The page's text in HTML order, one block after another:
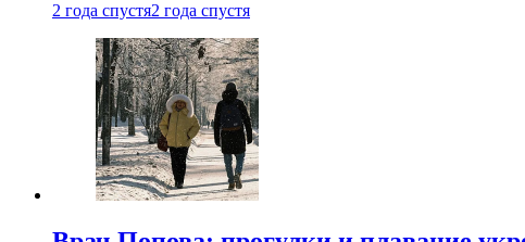
2 года спустя2 года спустя